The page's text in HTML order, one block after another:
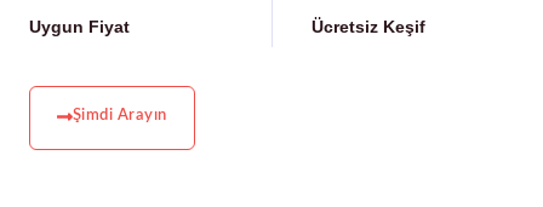
Uygun Fiyat Ücretsiz Keşif
Şimdi Arayın